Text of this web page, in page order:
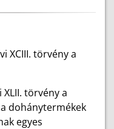
XCIII. törvény a
XLII. törvény a
dohánytermékek
egyes